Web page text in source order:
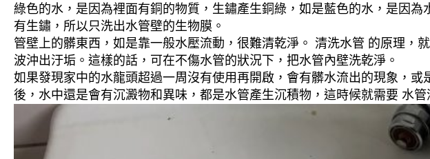
綠色的水，是因為裡面有銅的物質，生鏽產生銅綠，如是藍色的水，是因
有生鏽，所以只洗出水管壁的生物膜。
管壁上的髒東西，如是靠一般水壓流動，很難清乾淨。 清洗水管 的原理
波沖出汙垢。這樣的話，可在不傷水管的狀況下，把水管內壁洗乾淨。
如果發現家中的水龍頭超過一周沒有使用再開啟，會有髒水流出的現象，
後，水中還是會有沉澱物和異味，都是水管產生沉積物，這時候就需要 水管